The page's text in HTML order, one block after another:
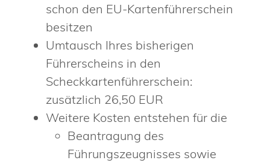
schon den EU-Kartenführerschein
besitzen
Umtausch Ihres bisherigen
Führerscheins in den
Scheckkartenführerschein:
zusätzlich 26,50 EUR
Weitere Kosten entstehen für die
Beantragung des
Führungszeugnisses sowie